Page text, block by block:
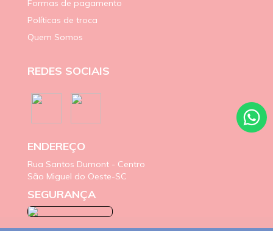
Formas de pagamento
Políticas de troca
Quem Somos
REDES SOCIAIS
ENDEREÇO
Rua Santos Dumont - Centro
São Miguel do Oeste-SC
SEGURANÇA